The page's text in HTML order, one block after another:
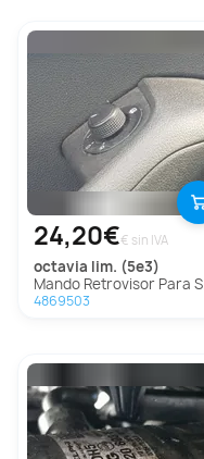
24,20€€ sin IVA
octavia lim. (5e3)
Mando Retrovisor Para Skoda Octavia Lim.
4869503